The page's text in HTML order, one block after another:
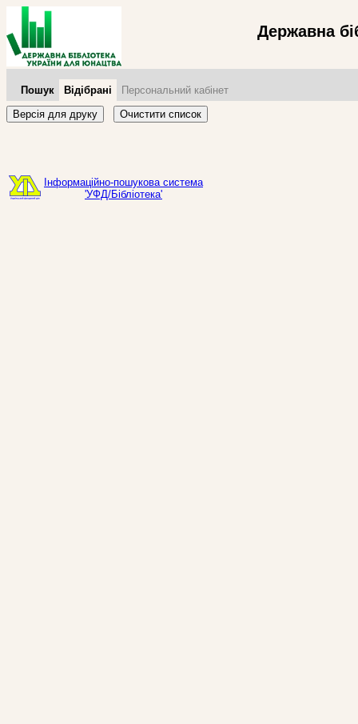
Державна
Пошук Відібрані
Персональний кабінет
Версія для друку
Очистити список
Інформаційно-пошукова система
'УФД/Бібліотека'